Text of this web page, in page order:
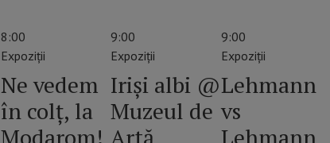
8:00
Expoziții
Ne vedem
în colț, la
9:00
Expoziții
Iriși albi @
Muzeul de
9:00
Expoziții
Lehmann
vs